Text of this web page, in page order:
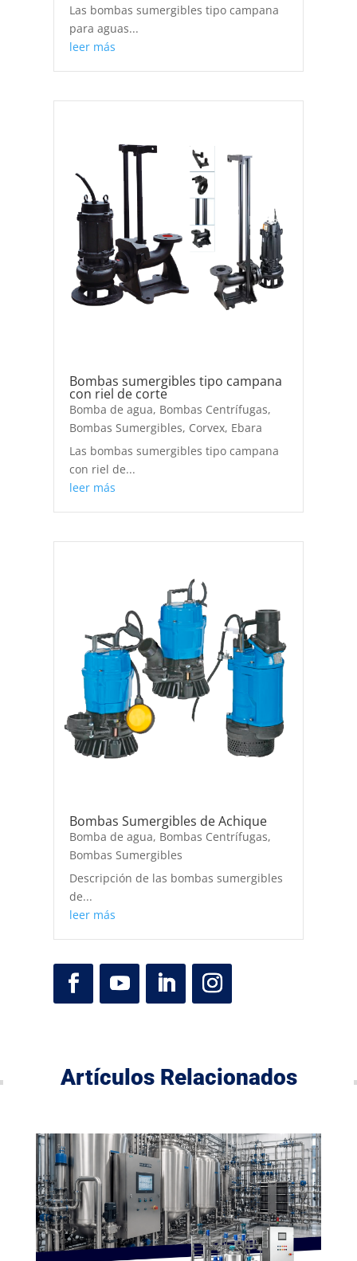
Las bombas sumergibles tipo campana
para aguas...
leer más
Bombas sumergibles tipo campana
con riel de corte
Bomba de agua, Bombas Centrífugas,
Bombas Sumergibles, Corvex, Ebara
Las bombas sumergibles tipo campana
con riel de...
leer más
Bombas Sumergibles de Achique
Bomba de agua, Bombas Centrífugas,
Bombas Sumergibles
Descripción de las bombas sumergibles
de...
leer más
Artículos Relacionados